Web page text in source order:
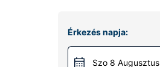
Érkezés napja:
Szo 8 Augusztus